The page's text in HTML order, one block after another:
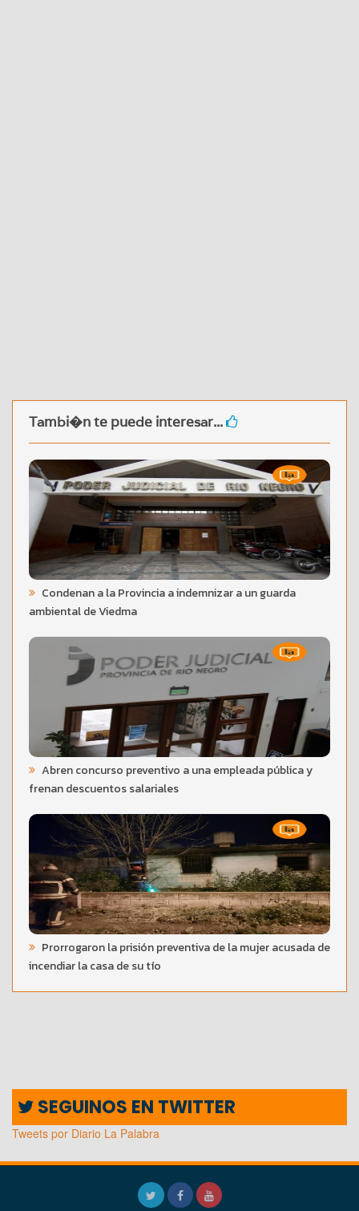
Tambi�n te puede interesar...
Condenan a la Provincia a indemnizar a un guarda
ambiental de Viedma
Abren concurso preventivo a una empleada pública y
frenan descuentos salariales
Prorrogaron la prisión preventiva de la mujer acusada de
incendiar la casa de su tío
SEGUINOS EN TWITTER
Tweets por Diario La Palabra